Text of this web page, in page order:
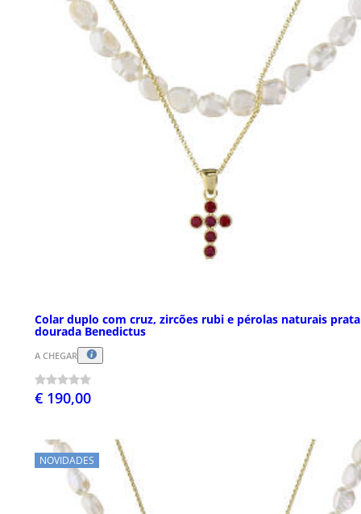
Colar duplo com cruz, zircões rubi e pérolas naturais
dourada Benedictus
A CHEGAR
€ 190,00
NOVIDADES